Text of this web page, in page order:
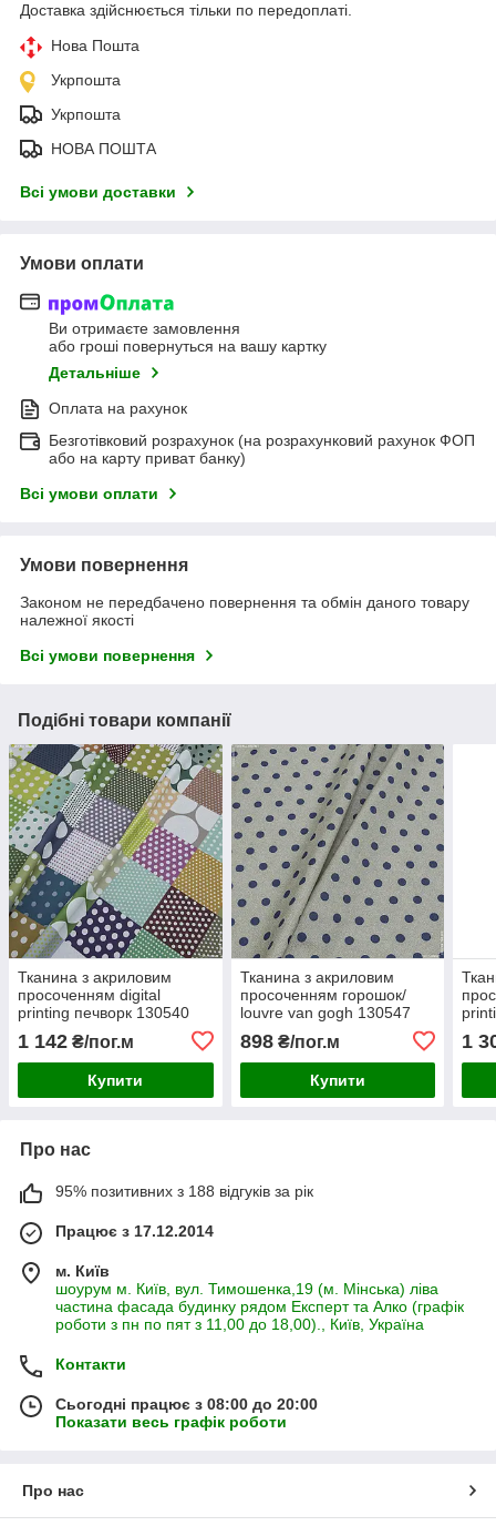
Доставка здійснюється тільки по передоплаті.
Нова Пошта
Укрпошта
Укрпошта
НОВА ПОШТА
Всі умови доставки
Умови оплати
Ви отримаєте замовлення
або гроші повернуться на вашу картку
Детальніше
Оплата на рахунок
Безготівковий розрахунок (на розрахунковий рахунок ФОП
або на карту приват банку)
Всі умови оплати
Умови повернення
Законом не передбачено повернення та обмін даного товару
належної якості
Всі умови повернення
Подібні товари компанії
Тканина з акриловим
просоченням digital
printing печворк 130540
1 142 ₴/пог.м
Купити
Тканина з акриловим
просоченням горошок/
louvre van gogh 130547
898₴/пог.м
Купити
1
Про нас
95% позитивних з 188 відгуків за рік
Працює з 17.12.2014
м. Київ
шоурум м. Київ, вул. Тимошенка,19 (м. Мінська) ліва
частина фасада будинку рядом Експерт та Алко (графік
роботи з пн по пят з 11,00 до 18,00)., Київ, Україна
Контакти
Сьогодні працює з 08:00 до 20:00
Показати весь графік роботи
Про нас